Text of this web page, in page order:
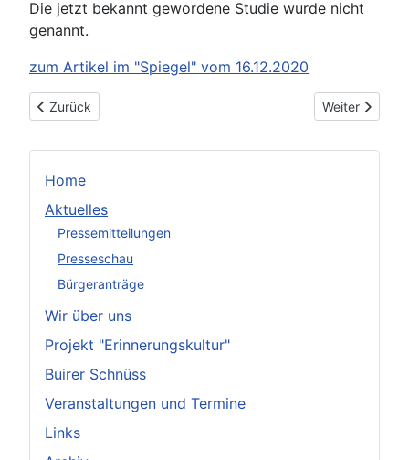
Home
Aktuelles
Pressemitteilungen
Presseschau
Bürgeranträge
Wir über uns
Projekt "Erinnerungskultur"
Buirer Schnüss
Veranstaltungen und Termine
Links
Die jetzt bekannt gewordene Studie wurde nicht
genannt.
zum Artikel im "Spiegel" vom 16.12.2020
Vorheriger Beitrag: Die Verkohlten - Braunkohleabbau
Zurück Nächster
Weiter